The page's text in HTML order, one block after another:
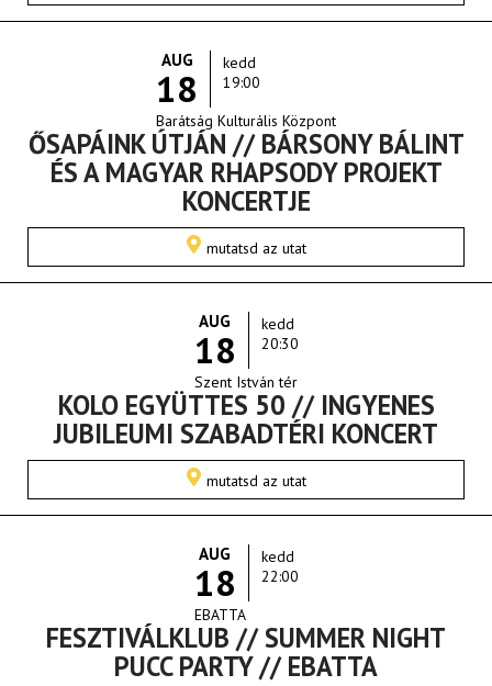
AUG
18
kedd
19:00
Barátság Kulturális Központ
ŐSAPÁINK ÚTJÁN // BÁRSONY BÁLINT
ÉS A MAGYAR RHAPSODY PROJEKT
KONCERTJE
mutatsd az utat
AUG
18
kedd
20:30
Szent István tér
KOLO EGYÜTTES 50 // INGYENES
JUBILEUMI SZABADTÉRI KONCERT
mutatsd az utat
AUG
18
kedd
22:00
EBATTA
FESZTIVÁLKLUB // SUMMER NIGHT
PUCC PARTY // EBATTA